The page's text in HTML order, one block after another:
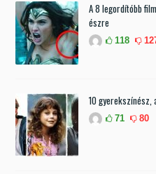
A 8 legordítóbb
észre
118
10 gyerekszínész,
71 80